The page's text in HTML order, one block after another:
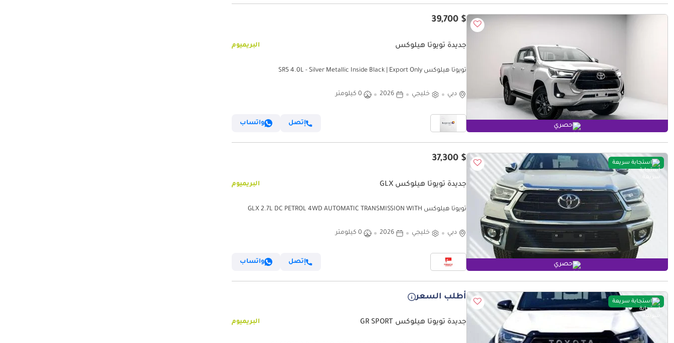
حصري
$ 39,700
جديدة تويوتا هيلوكس البريميوم
تويوتا هيلوكس SR5 4.0L - Silver Metallic Inside Black | Export Only
دبي خليجي 2026 0 كيلومتر
إتصل واتساب
استجابة سريعة
حصري
$ 37,300
جديدة تويوتا هيلوكس GLX البريميوم
تويوتا هيلوكس GLX 2.7L DC PETROL 4WD AUTOMATIC TRANSMISSION WITH
دبي خليجي 2026 0 كيلومتر
إتصل واتساب
استجابة سريعة أطلب السعر
جديدة تويوتا هيلوكس GR SPORT البريميوم